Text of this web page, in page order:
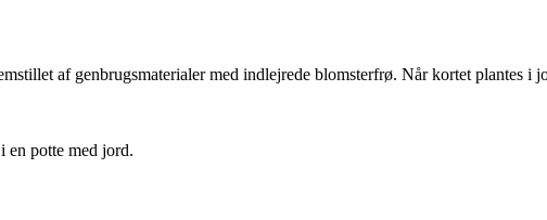
af genbrugsmaterialer med indlejrede blomsterfrø. Når kortet plantes i
en potte med jord.